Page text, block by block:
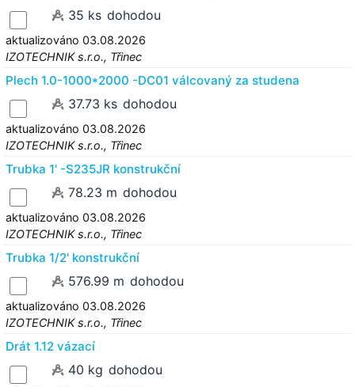
35 ks dohodou
aktualizováno 03.08.2026
IZOTECHNIK s.r.o., Třinec
Plech 1.0-1000*2000 -DC01 válcovaný za studena
37.73 ks dohodou
aktualizováno 03.08.2026
IZOTECHNIK s.r.o., Třinec
Trubka 1' -S235JR konstrukční
78.23 m dohodou
aktualizováno 03.08.2026
IZOTECHNIK s.r.o., Třinec
Trubka 1/2' konstrukční
576.99 m dohodou
aktualizováno 03.08.2026
IZOTECHNIK s.r.o., Třinec
Drát 1.12 vázací
40 kg dohodou